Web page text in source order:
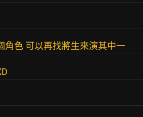
角色 可以再找將生來演其中一